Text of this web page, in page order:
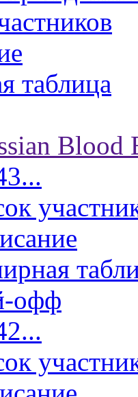
таблица
Blood
офф